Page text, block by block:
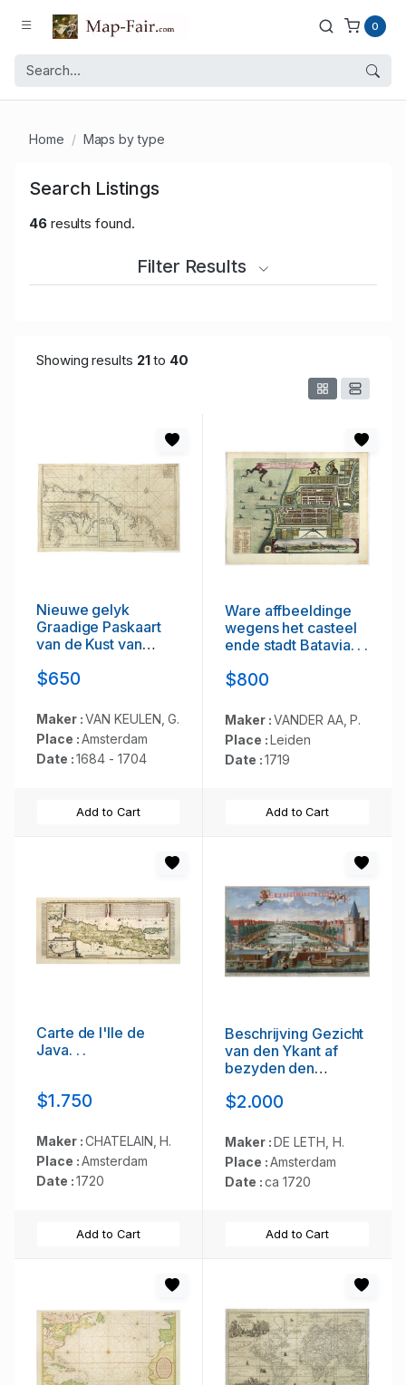
0
Home Maps by type
Search Listings
46results found.
Filter Results
Showing results 21to 40
Nieuwe gelyk
Graadige Paskaart
van de Kust van
Indien.
$650
Maker :VAN KEULEN, G.
Place :Amsterdam
Date :1684 - 1704
Add to Cart
Ware affbeeldinge
wegens het casteel
ende stadt Batavia. . .
$800
Maker :VANDER AA, P.
Place :Leiden
Date :1719
Add to Cart
Carte de l'Ile de
Java. . .
$1.750
Maker :CHATELAIN, H.
Place :Amsterdam
Date :1720
Add to Cart
Beschrijving Gezicht
van den Ykant af
bezyden den
Toren langs de
Geldersche Kaei
naer de Nieuwe
Markt
$2.000
Maker :DE LETH, H.
Place :Amsterdam
Date :ca 1720
Add to Cart